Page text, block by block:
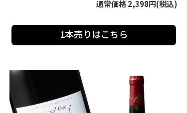
通常価格 2,398円(税込)
1本売りはこちら